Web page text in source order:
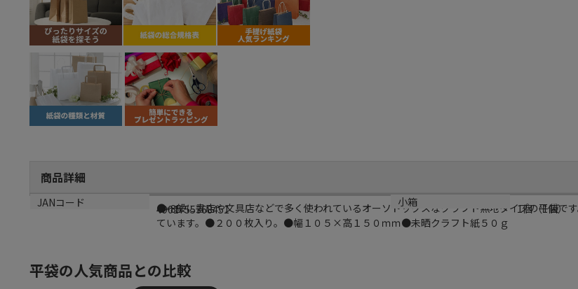
商品詳細
商品説明
●一般に書店や文具店などで多く使われているオーソドックスなクラフト無地タイプの平袋で
ています。●２００枚入り。●幅１０５×高１５０ｍｍ●未晒クラフト紙５０ｇ
規格
Ｒ-85
小箱
1個（1個）
JANコード
4901755368451
平袋の人気商品との比較